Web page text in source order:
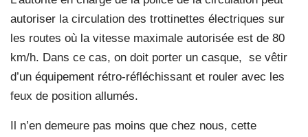
autoriser la circulation des trottinettes électriques sur
les routes où la vitesse maximale autorisée est de 80
km/h. Dans ce cas, on doit porter un casque, se vêtir
d’un équipement rétro-réfléchissant et rouler avec les
feux de position allumés.
Il n’en demeure pas moins que chez nous, cette